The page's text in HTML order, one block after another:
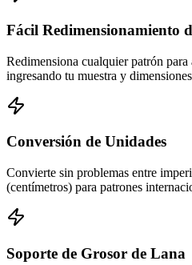
Fácil Redimensionamiento
Redimensiona cualquier patrón para
ingresando tu muestra y dimensiones
Conversión de Unidades
Convierte sin problemas entre
(centímetros) para patrones
Soporte de Grosor de Lana